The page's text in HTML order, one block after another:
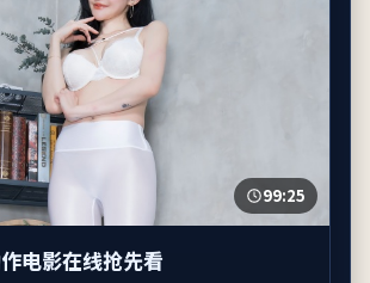
99:25
电影在线抢先看